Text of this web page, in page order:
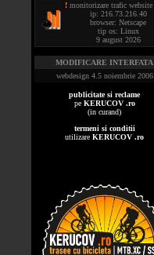
! monitorizare trafic website
ip: 216.73.216.40
browser: Netscape
tip os: Linux
9 august 2026
MODIFICARE INTERFATA
webdesign 4.5 noiembrie 2006
publicitate si reclame
pe KERUCOV .ro
(in curand)
termeni si conditii
utilizare KERUCOV .ro